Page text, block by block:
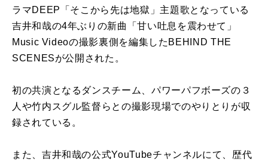
ラマDEEP「そこから先は地獄」主題歌となっている
吉井和哉の4年ぶりの新曲「甘い吐息を震わせて」
Music Videoの撮影裏側を編集したBEHIND THE
SCENESが公開された。
初の共演となるダンスチーム、パワーパフボーズの３
人や竹内スグル監督らとの撮影現場でのやりとりが収
録されている。
また、吉井和哉の公式YouTubeチャンネルにて、歴代